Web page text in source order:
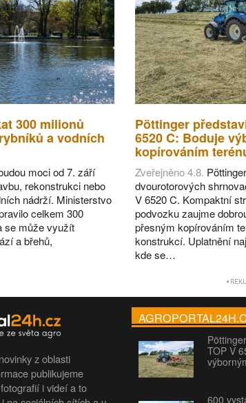
300 milionů
a vodních
moci od 7. září
rekonstrukci nebo
nádrží. Ministerstvo
celkem 300
se může využít
a břehů,
Pöttinger
6520 C: Boduje
kopírováním
Zveřejněno 4.8.
dvourotorových
V 6520 C. Kompaktní
podvozku zaujme
přesným kopírováním
konstrukcí. Uplatnění
kde se…
z oblasti
publikujeme
i videí a to
TOP V
600